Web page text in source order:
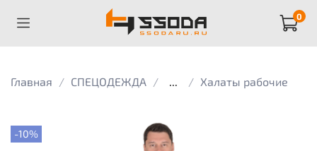
0
Главная СПЕЦОДЕЖДА ... Халаты рабочие
-10%